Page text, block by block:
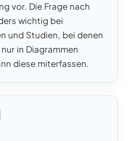
vor. Die Frage nach
wichtig bei
und Studien, bei denen
in Diagrammen
diese miterfassen.